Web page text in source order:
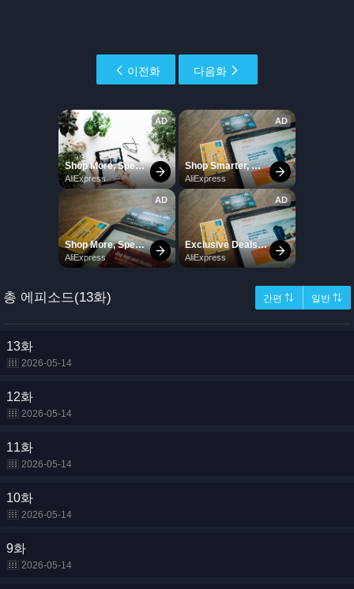
이전화 다음화
총 에피소드(13화) 간편 ⇅ 일반 ⇅
13화
2026-05-14
12화
2026-05-14
11화
2026-05-14
10화
2026-05-14
9화
2026-05-14